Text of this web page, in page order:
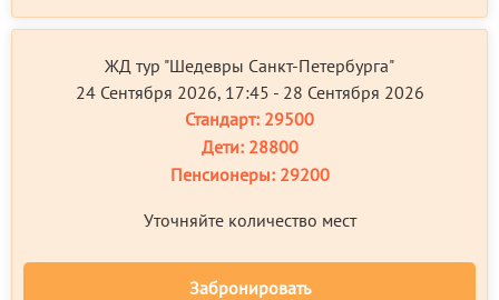
ЖД тур "Шедевры Санкт-Петербурга"
24 Сентября 2026, 17:45 - 28 Сентября 2026
Стандарт: 29500
Дети:28800
Пенсионеры:29200
Уточняйте количество мест
Забронировать